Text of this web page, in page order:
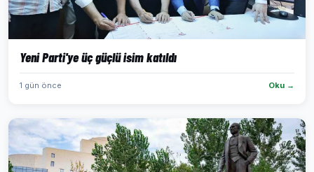
Yeni Parti'ye üç güçlü isim katıldı
1 gün önce Oku →